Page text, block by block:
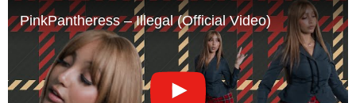
PinkPantheress – Illegal (Official Video)